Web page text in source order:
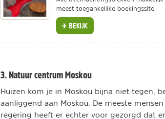
meest toegankelijke boekingssite.
BEKIJK
3. Natuur centrum Moskou
Huizen kom je in Moskou bijna niet tegen,
aanliggend aan Moskou. De meeste
regering heeft er echter voor gezorgd dat